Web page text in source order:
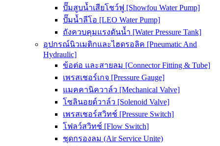
ปั๊มสูบน้ำเสียโชว์ฟู [Showfou Water Pump]
ปั๊มน้ำลีโอ [LEO Water Pump]
ถังควบคุมแรงดันน้ำ [Water Pressure Tank]
อุปกรณ์นิวเมติกและไฮดรอลิค [Pneumatic And
Hydraulic]
ข้อต่อ และสายลม [Connector Fitting & Tube]
เพรสเชอร์เกจ [Pressure Gauge]
แมคคานิควาล์ว [Mechanical Valve]
โซลินอยด์วาล์ว [Solenoid Valve]
เพรสเชอร์สวิทช์ [Pressure Switch]
โฟลว์สวิทช์ [Flow Switch]
ชุดกรองลม (Air Service Unite)